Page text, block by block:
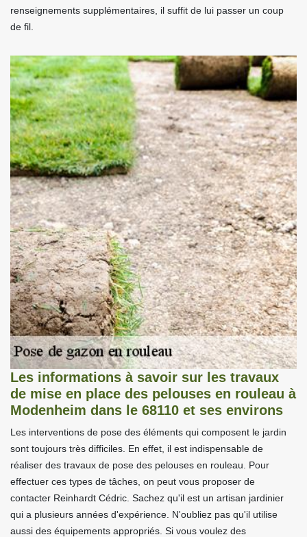
renseignements supplémentaires, il suffit de lui passer un coup
de fil.
Les informations à savoir sur les travaux
de mise en place des pelouses en rouleau à
Modenheim dans le 68110 et ses environs
Les interventions de pose des éléments qui composent le jardin
sont toujours très difficiles. En effet, il est indispensable de
réaliser des travaux de pose des pelouses en rouleau. Pour
effectuer ces types de tâches, on peut vous proposer de
contacter Reinhardt Cédric. Sachez qu'il est un artisan jardinier
qui a plusieurs années d'expérience. N'oubliez pas qu'il utilise
aussi des équipements appropriés. Si vous voulez des